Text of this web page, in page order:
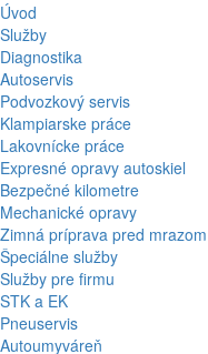
Úvod
Služby
Diagnostika
Autoservis
Podvozkový servis
Klampiarske práce
Lakovnícke práce
Expresné opravy autoskiel
Bezpečné kilometre
Mechanické opravy
Zimná príprava pred mrazom
Špeciálne služby
Služby pre firmu
STK a EK
Pneuservis
Autoumyváreň